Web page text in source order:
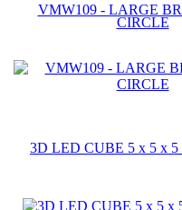
VMW109 - LARGE
CIRCLE
3D LED CUBE 5 x 5 x